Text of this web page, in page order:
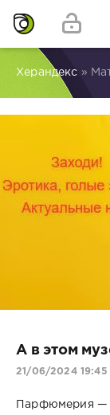
Херандекс »
А в этом
21/06/2024 19:45
Парфюмерия —